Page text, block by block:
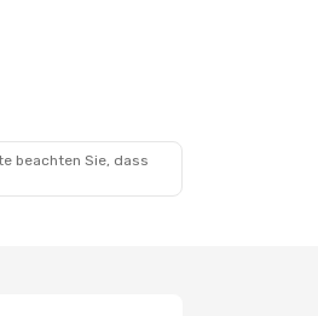
beachten Sie, dass